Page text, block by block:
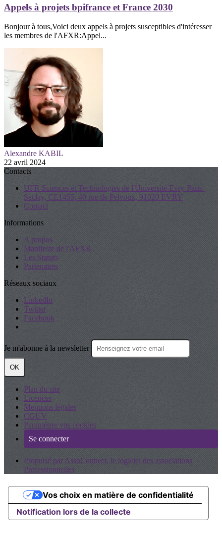
Appels à projets bpifrance et France 2030
Bonjour à tous,Voici deux appels à projets susceptibles d'intéresser
les membres de l'AFXR:Appel...
Alexandre KABIL
22 avril 2024
Contacts
UFR Sciences et Technologies de l'Université Evry-Paris-
Saclay, CE1455, 40 rue de Pelvoux, 91020 EVRY
Contact
Informations
A propos
Manifeste de l'AFXR
Les Statuts
Partenaires
Réseaux sociaux
LinkedIn
Twitter
Facebook
Je m'abonne à la newsletter
OK
Plan du site
Licences
Mentions légales
CGUV
Paramétrer vos cookies
Se connecter
Propulsé par AssoConnect, le logiciel des associations
Professionnelles
Notification lors de la collecte
Vos choix en matière de confidentialité